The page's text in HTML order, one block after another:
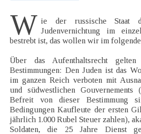
W ie der russische Staat
Judenvernichtung im
bestrebt ist, das wollen wir im
Über das Aufenthaltsrecht gelten
Bestimmungen: Den Juden ist das
im ganzen Reich verboten mit
und südwestlichen Gouvernements
Befreit von dieser Bestimmung
Bedingungen Kaufleute der ersten
jährlich 1.000 Rubel Steuer zahlen),
Soldaten, die 25 Jahre Dienst